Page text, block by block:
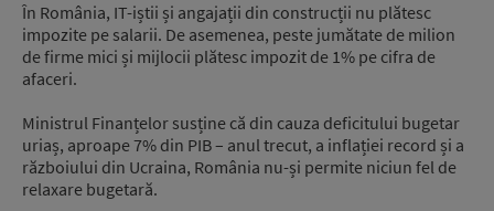
În România, IT-iștii și angajații din construcții nu plătesc
impozite pe salarii. De asemenea, peste jumătate de milion
de firme mici și mijlocii plătesc impozit de 1% pe cifra de
afaceri.
Ministrul Finanțelor susține că din cauza deficitului bugetar
uriaș, aproape 7% din PIB – anul trecut, a inflației record și a
războiului din Ucraina, România nu-și permite niciun fel de
relaxare bugetară.